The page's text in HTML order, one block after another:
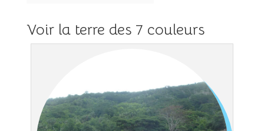
Voir la terre des 7 couleurs